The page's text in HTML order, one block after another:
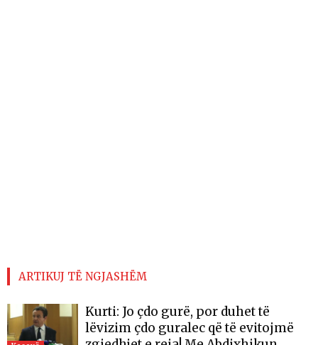
ARTIKUJ TË NGJASHËM
Kurti: Jo çdo gurë, por duhet të
lëvizim çdo guralec që të evitojmë